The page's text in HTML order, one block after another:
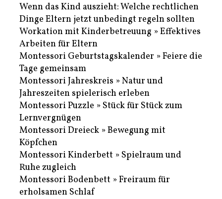
Wenn das Kind auszieht: Welche rechtlichen
Dinge Eltern jetzt unbedingt regeln sollten
Workation mit Kinderbetreuung » Effektives
Arbeiten für Eltern
Montessori Geburtstagskalender » Feiere die
Tage gemeinsam
Montessori Jahreskreis » Natur und
Jahreszeiten spielerisch erleben
Montessori Puzzle » Stück für Stück zum
Lernvergnügen
Montessori Dreieck » Bewegung mit
Köpfchen
Montessori Kinderbett » Spielraum und
Ruhe zugleich
Montessori Bodenbett » Freiraum für
erholsamen Schlaf